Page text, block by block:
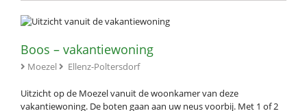
Boos – vakantiewoning
Moezel Ellenz-Poltersdorf
Uitzicht op de Moezel vanuit de woonkamer van deze
vakantiewoning. De boten gaan aan uw neus voorbij. Met 1 of 2